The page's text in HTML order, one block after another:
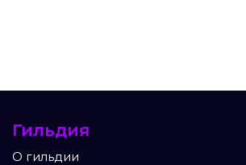
Гильдия
О гильдии